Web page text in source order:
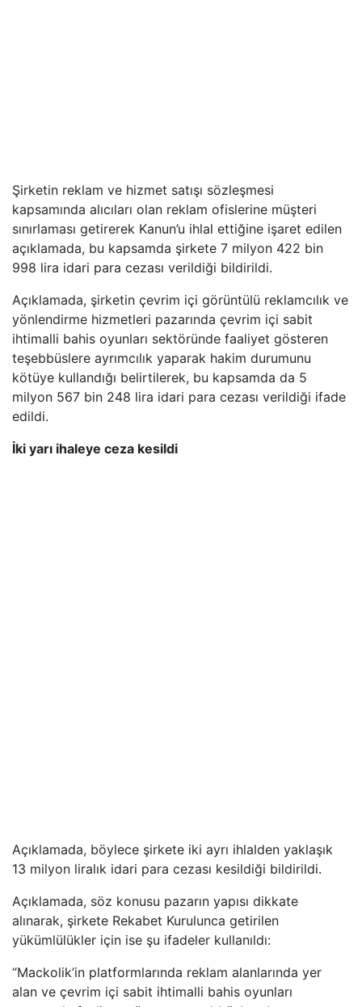
Şirketin reklam ve hizmet satışı sözleşmesi
kapsamında alıcıları olan reklam ofislerine müşteri
sınırlaması getirerek Kanun’u ihlal ettiğine işaret edilen
açıklamada, bu kapsamda şirkete 7 milyon 422 bin
998 lira idari para cezası verildiği bildirildi.
Açıklamada, şirketin çevrim içi görüntülü reklamcılık ve
yönlendirme hizmetleri pazarında çevrim içi sabit
ihtimalli bahis oyunları sektöründe faaliyet gösteren
teşebbüslere ayrımcılık yaparak hakim durumunu
kötüye kullandığı belirtilerek, bu kapsamda da 5
milyon 567 bin 248 lira idari para cezası verildiği ifade
edildi.
İki yarı ihaleye ceza kesildi
Açıklamada, böylece şirkete iki ayrı ihlalden yaklaşık
13 milyon liralık idari para cezası kesildiği bildirildi.
Açıklamada, söz konusu pazarın yapısı dikkate
alınarak, şirkete Rekabet Kurulunca getirilen
yükümlülükler için ise şu ifadeler kullanıldı:
“Mackolik’in platformlarında reklam alanlarında yer
alan ve çevrim içi sabit ihtimalli bahis oyunları